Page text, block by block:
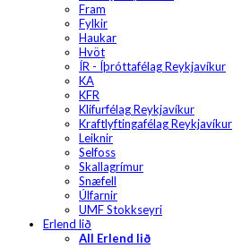
Fram
Fylkir
Haukar
Hvöt
ÍR - Íþróttafélag Reykjavíkur
KA
KFR
Klifurfélag Reykjavíkur
Kraftlyftingafélag Reykjavíkur
Leiknir
Selfoss
Skallagrímur
Snæfell
Úlfarnir
UMF Stokkseyri
Erlend lið
All Erlend lið